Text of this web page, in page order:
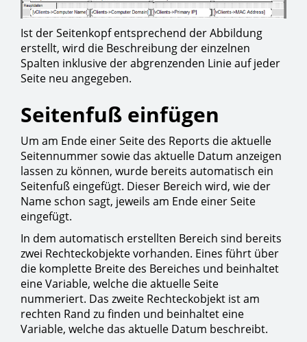
Ist der Seitenkopf entsprechend der Abbildung
erstellt, wird die Beschreibung der einzelnen
Spalten inklusive der abgrenzenden Linie auf jeder
Seite neu angegeben.
Seitenfuß einfügen
Um am Ende einer Seite des Reports die aktuelle
Seitennummer sowie das aktuelle Datum anzeigen
lassen zu können, wurde bereits automatisch ein
Seitenfuß eingefügt. Dieser Bereich wird, wie der
Name schon sagt, jeweils am Ende einer Seite
eingefügt.
In dem automatisch erstellten Bereich sind bereits
zwei Rechteckobjekte vorhanden. Eines führt über
die komplette Breite des Bereiches und beinhaltet
eine Variable, welche die aktuelle Seite
nummeriert. Das zweite Rechteckobjekt ist am
rechten Rand zu finden und beinhaltet eine
Variable, welche das aktuelle Datum beschreibt.